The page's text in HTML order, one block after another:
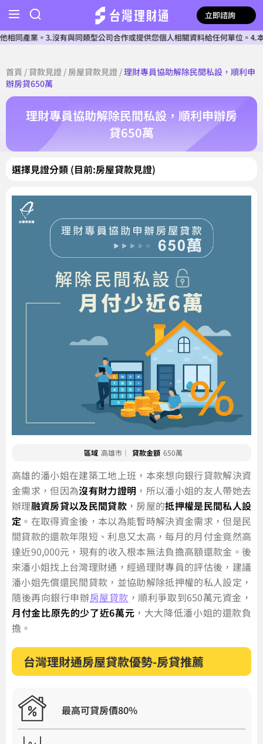
立即諮詢
。3.沒有與同類型公司合作或提供您個人相關資料給任何單位。4.本公
首頁 / 貸款見證 / 房屋貸款見證 /理財專員協助解除民間私設，順利申
辦房貸650萬
理財專員協助解除民間私設，順利申辦房
貸650萬
選擇見證分類 (目前:房屋貸款見證)
區域 高雄市｜ 貸款金額 650萬
高雄的潘小姐在建築工地上班，本來想向銀行貸款解決資
金需求，但因為沒有財力證明 ，所以潘小姐的友人帶她去
辦理融資房貸以及民間貸款 ，房屋的抵押權是民間私人設
定 。在取得資金後，本以為能暫時解決資金需求，但是民
間貸款的還款年限短、利息又太高，每月的月付金竟然高
達近90,000元，現有的收入根本無法負擔高額還款金。後
來潘小姐找上台灣理財通，經過理財專員的評估後，建議
潘小姐先償還民間貸款，並協助解除抵押權的私人設定，
隨後再向銀行申辦房屋貸款 ，順利爭取到650萬元資金，
月付金比原先的少了近6萬元 ，大大降低潘小姐的還款負
擔。
台灣理財通房屋貸款優勢-房貸推薦
最高可貸房價80%